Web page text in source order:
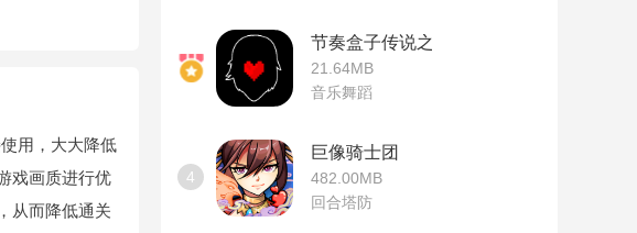
用，大大降低
戏画质进行优
从而降低通关
节奏盒子传说之下模组
21.64MB
音乐舞蹈
4
巨像骑士团
482.00MB
回合塔防